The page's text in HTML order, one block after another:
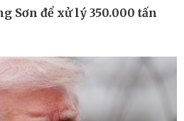
Sơn để xử lý 350.000 tấn